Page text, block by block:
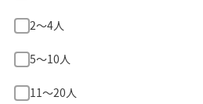
2〜4人
5〜10人
11〜20人